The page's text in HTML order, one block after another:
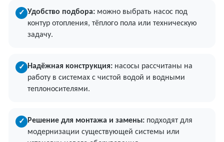
✓ Удобство подбора: можно выбрать насос под
контур отопления, тёплого пола или техническую
задачу.
✓ Надёжная конструкция: насосы рассчитаны на
работу в системах с чистой водой и водными
теплоносителями.
✓ Решение для монтажа и замены: подходят для
модернизации существующей системы или